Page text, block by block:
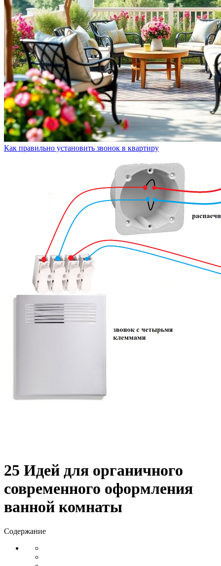
Как правильно установить звонок в квартиру
25 Идей для органичного
современного оформления
ванной комнаты
Содержание